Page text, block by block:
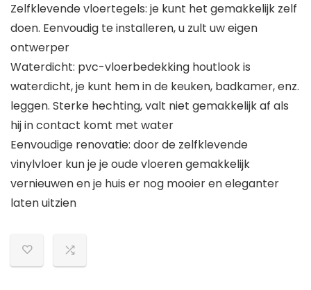
Zelfklevende vloertegels: je kunt het gemakkelijk zelf
doen. Eenvoudig te installeren, u zult uw eigen
ontwerper
Waterdicht: pvc-vloerbedekking houtlook is
waterdicht, je kunt hem in de keuken, badkamer, enz.
leggen. Sterke hechting, valt niet gemakkelijk af als
hij in contact komt met water
Eenvoudige renovatie: door de zelfklevende
vinylvloer kun je je oude vloeren gemakkelijk
vernieuwen en je huis er nog mooier en eleganter
laten uitzien